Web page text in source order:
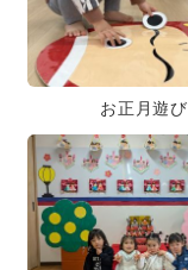
お正月遊び